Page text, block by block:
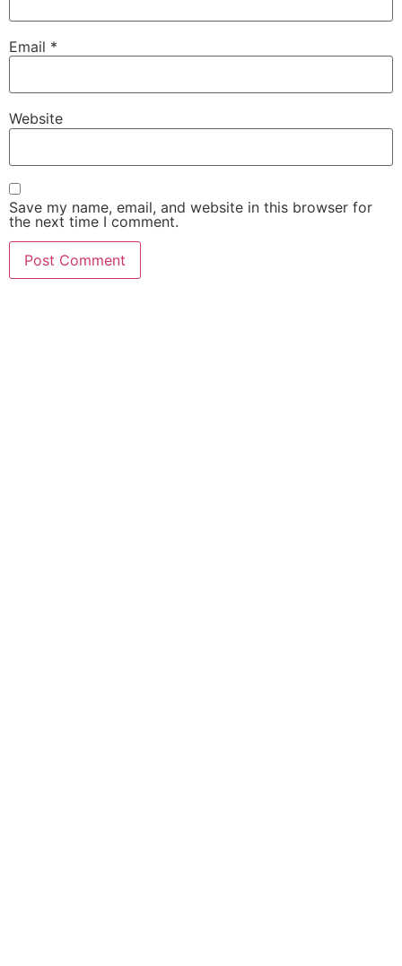
Email *
Website
Save my name, email, and website in this browser for
the next time I comment.